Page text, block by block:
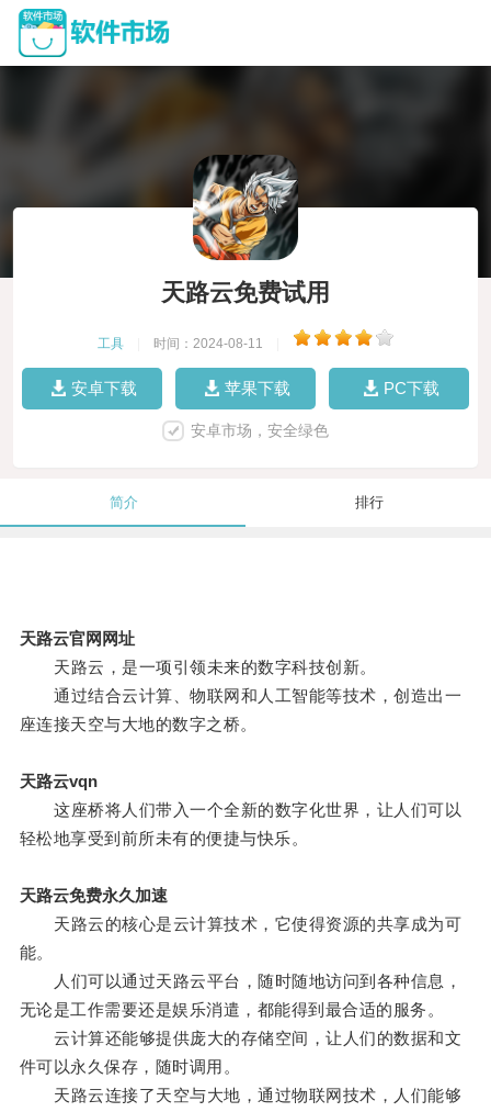
天路云免费试用
工具 时间：2024-08-11
安卓下载 苹果下载 PC下载
安卓市场，安全绿色
简介 排行
天路云官网网址
天路云，是一项引领未来的数字科技创新。
通过结合云计算、物联网和人工智能等技术，创造出一
座连接天空与大地的数字之桥。
天路云vqn
这座桥将人们带入一个全新的数字化世界，让人们可以
轻松地享受到前所未有的便捷与快乐。
天路云免费永久加速
天路云的核心是云计算技术，它使得资源的共享成为可
能。
人们可以通过天路云平台，随时随地访问到各种信息，
无论是工作需要还是娱乐消遣，都能得到最合适的服务。
云计算还能够提供庞大的存储空间，让人们的数据和文
件可以永久保存，随时调用。
天路云连接了天空与大地，通过物联网技术，人们能够